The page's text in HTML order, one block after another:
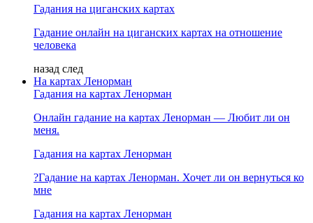
Гадания на циганских картах
Гадание онлайн на циганских картах на отношение
человека
назад след
На картах Ленорман
Гадания на картах Ленорман
Онлайн гадание на картах Ленорман — Любит ли он
меня.
Гадания на картах Ленорман
?Гадание на картах Ленорман. Хочет ли он вернуться ко
мне
Гадания на картах Ленорман